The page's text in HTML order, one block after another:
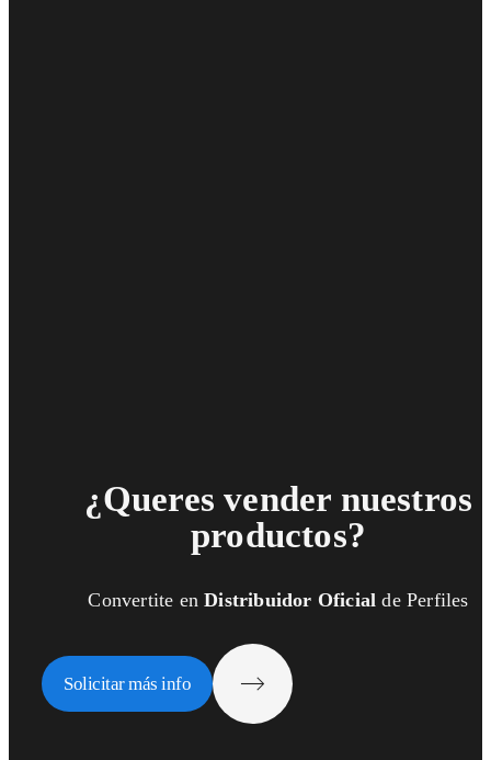
¿Queres vender nuestros
productos?
Convertite enDistribuidor Oficial de Perfiles
Solicitar más info